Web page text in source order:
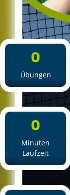
0
Übungen
0
Minuten
Laufzeit